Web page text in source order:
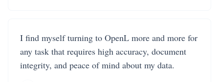
I find myself turning to OpenL more and more for
any task that requires high accuracy, document
integrity, and peace of mind about my data.